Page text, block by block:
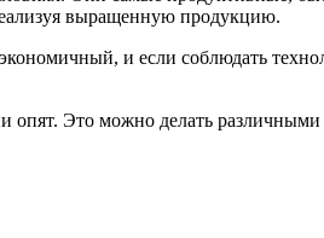
выращенную продукцию.
и если соблюдать
опят. Это можно делать